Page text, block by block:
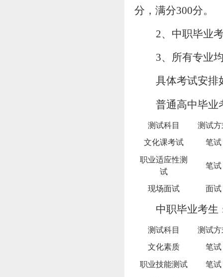
分，满分300分。
2、 中职毕业
3、所有专业
具体考试安排
普通高中毕业
测试科目
测试方
文化课考试
笔试
职业适应性测
试
笔试
现场面试 面试
中职毕业考生
测试科目
测试方
文化素质
笔试
职业技能测试 笔试